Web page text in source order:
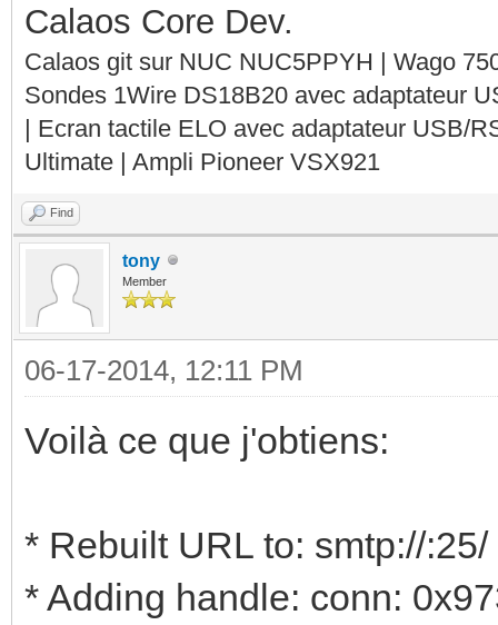
Calaos Core Dev.
Calaos git sur NUC NUC5PPYH | Wago
Sondes 1Wire DS18B20 avec adaptateur
| Ecran tactile ELO avec adaptateur USB/
Ultimate | Ampli Pioneer VSX921
Find
tony
Member
06-17-2014, 12:11 PM
Voilà ce que j'obtiens:
* Rebuilt URL to: smtp://:25/
* Adding handle: conn: